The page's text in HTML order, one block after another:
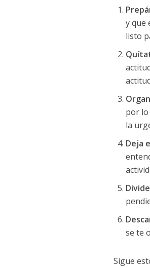
y que
listo
por lo
la
Deja
se te
Sigue